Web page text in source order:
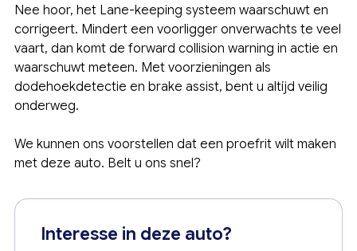
Nee hoor, het Lane-keeping systeem waarschuwt en
corrigeert. Mindert een voorligger onverwachts te veel
vaart, dan komt de forward collision warning in actie en
waarschuwt meteen. Met voorzieningen als
dodehoekdetectie en brake assist, bent u altijd veilig
onderweg.
We kunnen ons voorstellen dat een proefrit wilt maken
met deze auto. Belt u ons snel?
Interesse in deze auto?